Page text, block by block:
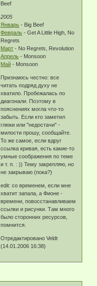
Beef
2005
Январь - Big Beef
Февраль - Get A Little High, No
Regrets
Март - No Regrets, Revolution
Апрель - Monsoon
Май - Monsoon
Признаюсь честно: все
читать подряд духу не
хватило. Пробежалась по
диагонали. Поэтому в
пояснениях могла что-то
забыть. Если кто заметил
глюки или "недостачи" -
милости прошу, сообщайте.
То же самое, если вдруг
ссылка кривая, есть какие-то
умные соображения по теме
и т. п. : )) Тему закрепляю, но
не закрываю (пока?)
edit: со временем, если мне
хватит запала, а Фионе -
времени, повосстанавливаем
ссылки и рисунки. Там много
было сторонних ресурсов,
помнится.
Отредактировано Veldt
(14.01.2006 16:38)